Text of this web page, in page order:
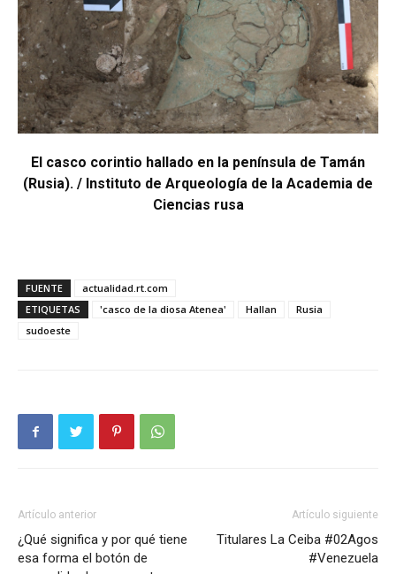
El casco corintio hallado en la península de Tamán
(Rusia). / Instituto de Arqueología de la Academia de
Ciencias rusa
FUENTE
actualidad.rt.com
ETIQUETAS
'casco de la diosa Atenea' Hallan
Rusia
sudoeste
Artículo anterior
¿Qué significa y por qué tiene
esa forma el botón de
Artículo siguiente
Titulares La Ceiba #02Agos
#Venezuela